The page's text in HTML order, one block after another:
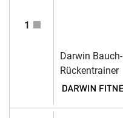
1
Darwin
Rückentrainer